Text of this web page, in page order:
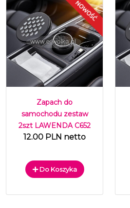
Zapach do
samochodu zestaw
2szt LAWENDA C652
12.00 PLN netto
Do Koszyka